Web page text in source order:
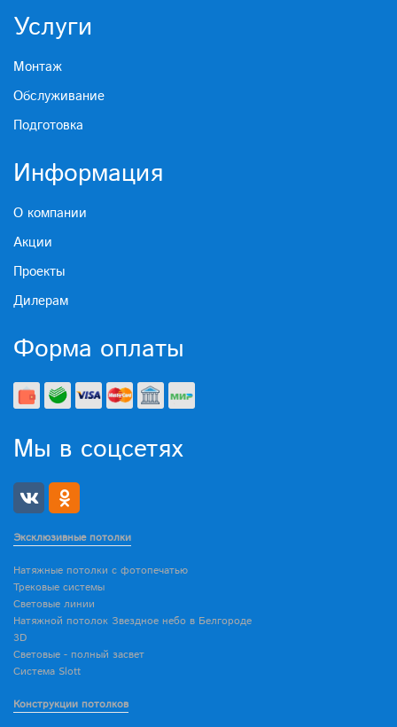
Услуги
Монтаж
Обслуживание
Подготовка
Информация
О компании
Акции
Проекты
Дилерам
Форма оплаты
Мы в соцсетях
Эксклюзивные потолки
Натяжные потолки с фотопечатью
Трековые системы
Световые линии
Натяжной потолок Звездное небо в Белгороде
3D
Световые - полный засвет
Система Slott
Конструкции потолков